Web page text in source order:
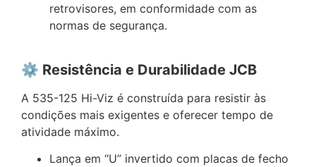
retrovisores, em conformidade com as
normas de segurança.
⚙️ Resistência e Durabilidade JCB
A 535-125 Hi-Viz é construída para resistir às
condições mais exigentes e oferecer tempo de
atividade máximo.
Lança em “U” invertido com placas de fecho